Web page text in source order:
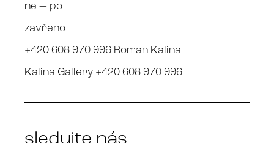
ne — po
zavřeno
+420 608 970 996 Roman Kalina
Kalina Gallery +420 608 970 996